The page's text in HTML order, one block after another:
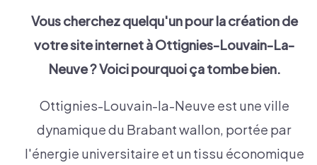
Vous cherchez quelqu'un pour la création de
votre site internet àOttignies-Louvain-La-
Neuve? Voici pourquoi ça tombe bien.
Ottignies-Louvain-la-Neuve est une ville
dynamique du Brabant wallon, portée par
l'énergie universitaire et un tissu économique